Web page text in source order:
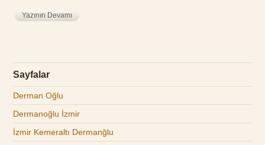
Yazının Devamı
Sayfalar
Derman Oğlu
Dermanoğlu İzmir
İzmir Kemeraltı Dermanğlu